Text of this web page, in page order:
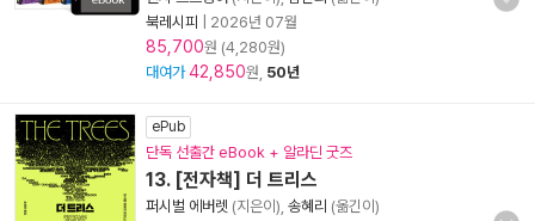
북레시피
2026년 07월
85,700원 (4,280원)
대여가 42,850원, 50년
ePub
단독 선출간 eBook + 알라딘 굿즈
13. [전자책] 더 트리스
퍼시벌 에버렛 (지은이), 송혜리 (옮긴이)